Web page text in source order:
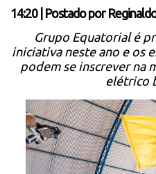
14:20| Postado por
Grupo Equatorial é
iniciativa neste ano e os
podem se inscrever na
elétrico